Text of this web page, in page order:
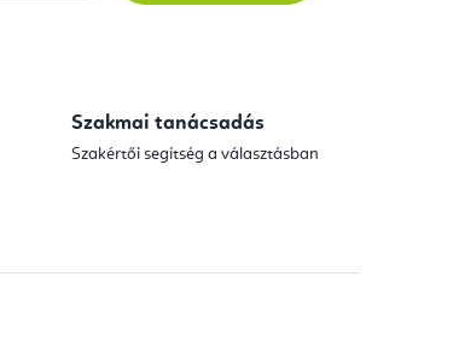
Szakmai tanácsadás
Szakértői segítség a választásban